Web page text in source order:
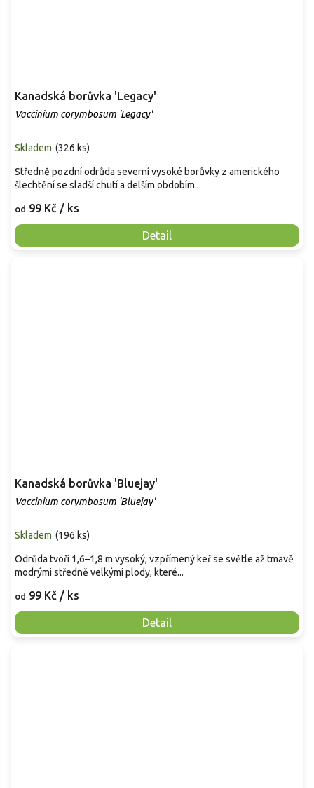
Kanadská borůvka 'Legacy'
Vaccinium corymbosum 'Legacy'
Skladem (326 ks)
od 99 Kč / ks
Detail
Středně pozdní odrůda severní vysoké borůvky z amerického
šlechtění se sladší chutí a delším obdobím...
Kanadská borůvka 'Bluejay'
Vaccinium corymbosum 'Bluejay'
Skladem (196 ks)
od 99 Kč / ks
Detail
Odrůda tvoří 1,6–1,8 m vysoký, vzpřímený keř se světle až tmavě
modrými středně velkými plody, které...